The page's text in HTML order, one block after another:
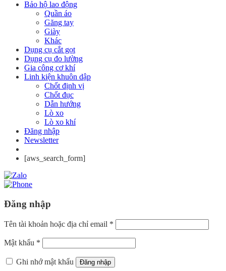
Bảo hộ lao động
Quần áo
Găng tay
Giày
Khác
Dụng cụ cắt gọt
Dụng cụ đo lường
Gia công cơ khí
Linh kiện khuôn dập
Chốt định vị
Chốt đục
Dẫn hướng
Lò xo
Lò xo khí
Đăng nhập
Newsletter
[aws_search_form]
Đăng nhập
Tên tài khoản hoặc địa chỉ email *
Mật khẩu *
Ghi nhớ mật khẩu Đăng nhập